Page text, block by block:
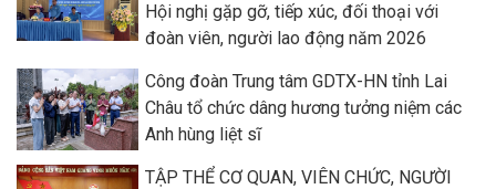
Hội nghị gặp gỡ, tiếp xúc, đối thoại với
đoàn viên, người lao động năm 2026
Công đoàn Trung tâm GDTX-HN tỉnh Lai
Châu tổ chức dâng hương tưởng niệm các
Anh hùng liệt sĩ
TẬP THỂ CƠ QUAN, VIÊN CHỨC, NGƯỜI